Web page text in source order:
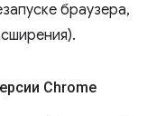
браузера,
Chrome